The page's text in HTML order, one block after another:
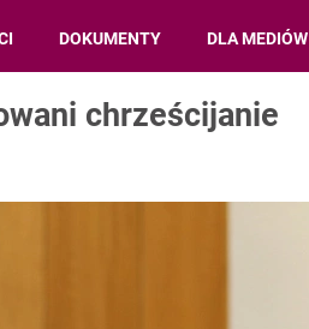
DOKUMENTY DLA MEDIÓW
chrześcijanie